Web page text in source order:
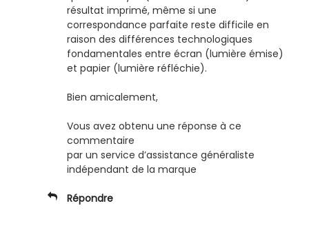
résultat imprimé, même si une
correspondance parfaite reste difficile en
raison des différences technologiques
fondamentales entre écran (lumière émise)
et papier (lumière réfléchie).
Bien amicalement,
Vous avez obtenu une réponse à ce
commentaire
par un service d’assistance généraliste
indépendant de la marque
Répondre